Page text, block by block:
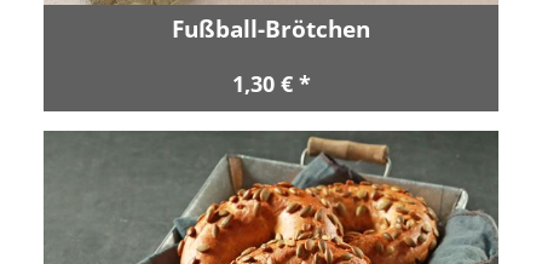
Fußball-Brötchen
1,30 € *